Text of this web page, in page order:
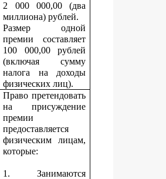
2 000 000,00 (два
миллиона) рублей.
Размер одной
премии составляет
100 000,00 рублей
(включая сумму
налога на доходы
физических лиц).
Право претендовать
на присуждение
премии
предоставляется
физическим лицам,
которые:
1. Занимаются